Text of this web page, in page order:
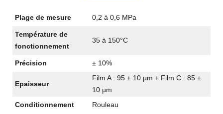
Plage de mesure 0,2 à 0,6 MPa
Température de
fonctionnement
35 à 150°C
Précision ± 10%
Epaisseur
Film A : 95 ± 10 µm + Film C : 85 ±
10 µm
Conditionnement
Rouleau